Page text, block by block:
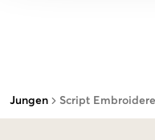
Jungen Script